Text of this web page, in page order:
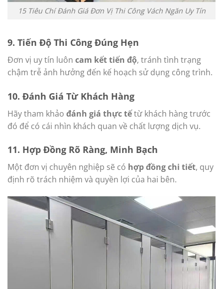
15 Tiêu Chí Đánh Giá Đơn Vị Thi Công Vách Ngăn Uy Tín
9. Tiến Độ Thi Công Đúng Hẹn
Đơn vị uy tín luôn cam kết tiến độ, tránh tình trạng
chậm trễ ảnh hưởng đến kế hoạch sử dụng công trình.
10. Đánh Giá Từ Khách Hàng
Hãy tham khảo đánh giá thực tếtừ khách hàng trước
đó để có cái nhìn khách quan về chất lượng dịch vụ.
11. Hợp Đồng Rõ Ràng, Minh Bạch
Một đơn vị chuyên nghiệp sẽ có hợp đồng chi tiết, quy
định rõ trách nhiệm và quyền lợi của hai bên.